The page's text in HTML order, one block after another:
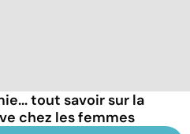
tout savoir sur la
chez les femmes